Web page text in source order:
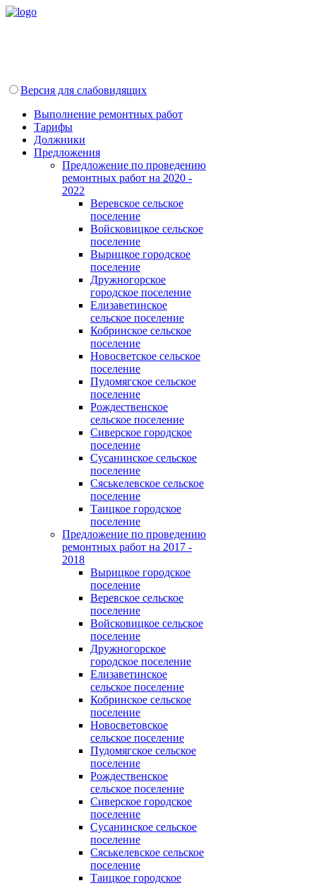
Версия для слабовидящих
Выполнение ремонтных работ
Тарифы
Должники
Предложения
Предложение по проведению
ремонтных работ на 2020 -
2022
Веревское сельское
поселение
Войсковицкое сельское
поселение
Вырицкое городское
поселение
Дружногорское
городское поселение
Елизаветинское
сельское поселение
Кобринское сельское
поселение
Новосветское сельское
поселение
Пудомягское сельское
поселение
Рождественское
сельское поселение
Сиверское городское
поселение
Сусанинское сельское
поселение
Сяськелевское сельское
поселение
Таицкое городское
поселение
Предложение по проведению
ремонтных работ на 2017 -
2018
Вырицкое городское
поселение
Веревское сельское
поселение
Войсковицкое сельское
поселение
Дружногорское
городское поселение
Елизаветинское
сельское поселение
Кобринское сельское
поселение
Новосветовское
сельское поселение
Пудомягское сельское
поселение
Рождественское
сельское поселение
Сиверское городское
поселение
Сусанинское сельское
поселение
Сяськелевское сельское
поселение
Таицкое городское